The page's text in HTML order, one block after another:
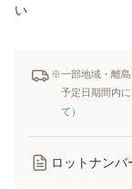
い
※一部地域・離島
予定日期間内
て ）
ロットナンバ